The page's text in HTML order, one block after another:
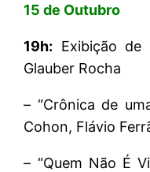
15 de Outubro
19h: Exibição de
Glauber Rocha
– “Crônica de
Cohon, Flávio
– “Quem Não É